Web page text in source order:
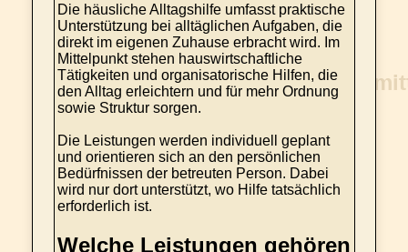
Die häusliche Alltagshilfe umfasst praktische
Unterstützung bei alltäglichen Aufgaben, die
direkt im eigenen Zuhause erbracht wird. Im
Mittelpunkt stehen hauswirtschaftliche
Tätigkeiten und organisatorische Hilfen, die
den Alltag erleichtern und für mehr Ordnung
sowie Struktur sorgen.
Die Leistungen werden individuell geplant
und orientieren sich an den persönlichen
Bedürfnissen der betreuten Person. Dabei
wird nur dort unterstützt, wo Hilfe tatsächlich
erforderlich ist.
Welche Leistungen gehören